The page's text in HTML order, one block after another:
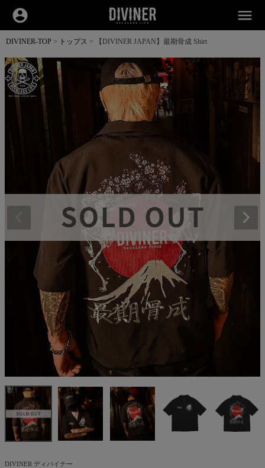
account_circle menu
DIVINER-TOP トップス 【DIVINER JAPAN】最期骨成 Shirt
DIVINER ディバイナー